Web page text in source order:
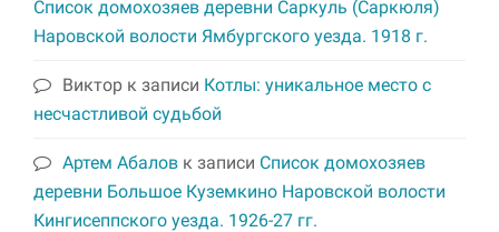
Список домохозяев деревни Саркуль (Саркюля)
Наровской волости Ямбургского уезда. 1918 г.
Виктор к записи Котлы: уникальное место с
несчастливой судьбой
Артем Абалов к записи Список домохозяев
деревни Большое Куземкино Наровской волости
Кингисеппского уезда. 1926-27 гг.